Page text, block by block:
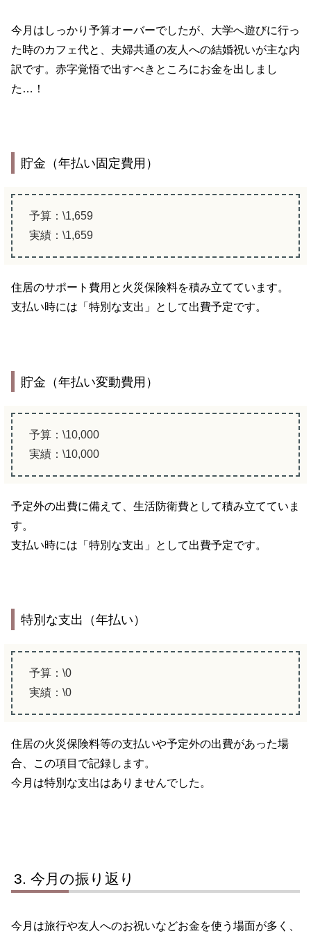
今月はしっかり予算オーバーでしたが、大学へ遊びに行っ
た時のカフェ代と、夫婦共通の友人への結婚祝いが主な内
訳です。赤字覚悟で出すべきところにお金を出しまし
た…！
貯金（年払い固定費用）
予算：\1,659
実績：\1,659
住居のサポート費用と火災保険料を積み立てています。
支払い時には「特別な支出」として出費予定です。
貯金（年払い変動費用）
予算：\10,000
実績：\10,000
予定外の出費に備えて、生活防衛費として積み立てていま
す。
支払い時には「特別な支出」として出費予定です。
特別な支出（年払い）
予算：\0
実績：\0
住居の火災保険料等の支払いや予定外の出費があった場
合、この項目で記録します。
今月は特別な支出はありませんでした。
今月の振り返り
今月は旅行や友人へのお祝いなどお金を使う場面が多く、